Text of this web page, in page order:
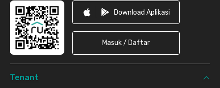
Download Aplikasi
Masuk / Daftar
Tenant